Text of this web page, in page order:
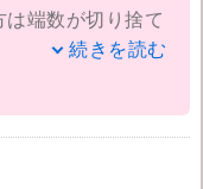
は端数が切り捨て
します。
方ですが年会費
率が高いようで
続きを読む